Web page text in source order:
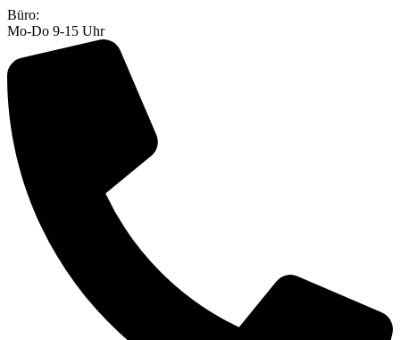
Zum
Inhalt
Büro:
Mo-Do 9-15 Uhr